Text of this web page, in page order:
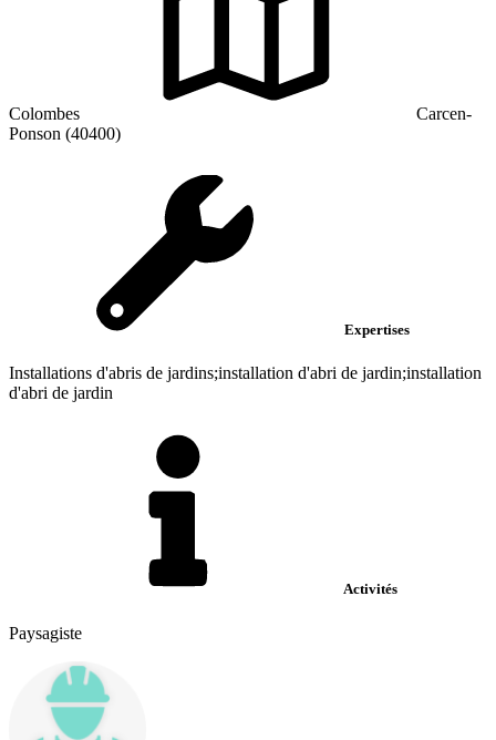
Colombes
Carcen-
Ponson (40400)
Expertises
Installations d'abris de jardins;installation d'abri de jardin;installation
d'abri de jardin
Activités
Paysagiste